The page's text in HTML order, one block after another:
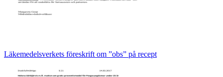
Läkemedelsverkets föreskrift om ”obs” på recept